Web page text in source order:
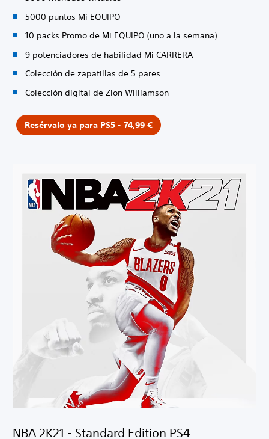
5000 puntos Mi EQUIPO
10 packs Promo de Mi EQUIPO (uno a la semana)
9 potenciadores de habilidad Mi CARRERA
Colección de zapatillas de 5 pares
Colección digital de Zion Williamson
Resérvalo ya para PS5 - 74,99 €
NBA 2K21 - Standard Edition PS4